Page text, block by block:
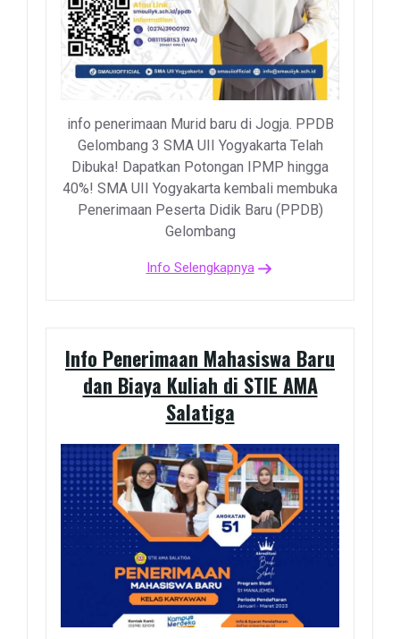
info penerimaan Murid baru di Jogja. PPDB
Gelombang 3 SMA UII Yogyakarta Telah
Dibuka! Dapatkan Potongan IPMP hingga
40%! SMA UII Yogyakarta kembali membuka
Penerimaan Peserta Didik Baru (PPDB)
Gelombang
Info Selengkapnya
Info Penerimaan Mahasiswa Baru
dan Biaya Kuliah di STIE AMA
Salatiga